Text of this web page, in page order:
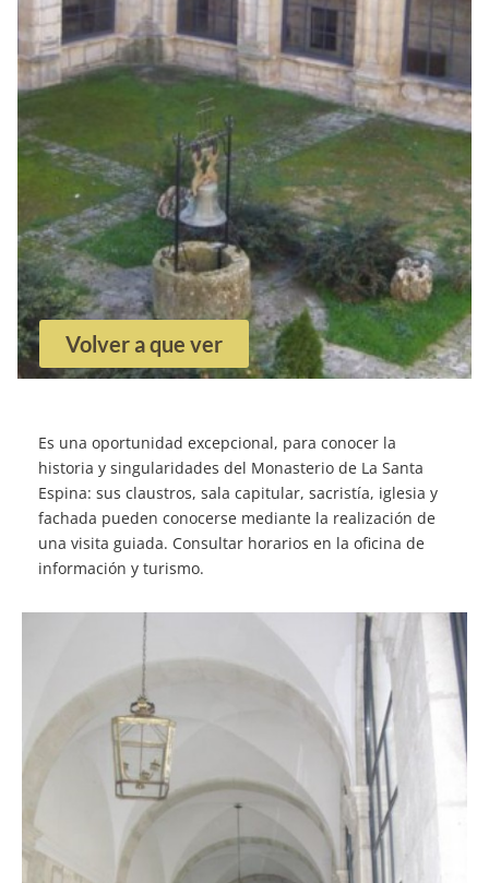
Volver a que ver
Es una oportunidad excepcional, para conocer la
historia y singularidades del Monasterio de La Santa
Espina: sus claustros, sala capitular, sacristía, iglesia y
fachada pueden conocerse mediante la realización de
una visita guiada. Consultar horarios en la oficina de
información y turismo.